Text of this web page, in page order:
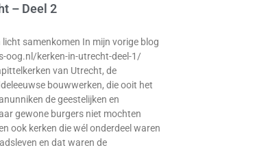
– Deel 2
samenkomen In mijn vorige blog
oog.nl/kerken-in-utrecht-deel-1/
van Utrecht, de
bouwwerken, die ooit het
de geestelijken en
gewone burgers niet mochten
ook kerken die wél onderdeel waren
en dat waren de